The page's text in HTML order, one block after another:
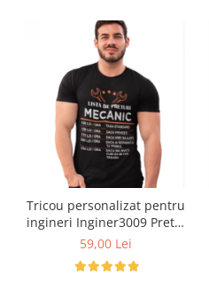
Tricou personalizat pentru
ingineri Inginer3009 Pretul
la mecanic
59,00 Lei